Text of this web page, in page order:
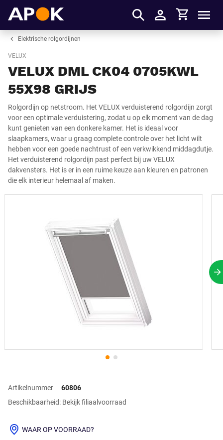
Inloggen
Winkelmandje
Elektrische rolgordijnen
VELUX
VELUX DML CK04 0705KWL
55X98 GRIJS
Rolgordijn op netstroom. Het VELUX verduisterend rolgordijn zorgt
voor een optimale verduistering, zodat u op elk moment van de dag
kunt genieten van een donkere kamer. Het is ideaal voor
slaapkamers, waar u graag complete controle over het licht wilt
hebben voor een goede nachtrust of een verkwikkend middagdutje.
Het verduisterend rolgordijn past perfect bij uw VELUX
dakvensters. Het is er in een ruime keuze aan kleuren en patronen
die elk interieur helemaal af maken.
Artikelnummer
60806
Beschikbaarheid: Bekijk filiaalvoorraad
WAAR OP VOORRAAD?